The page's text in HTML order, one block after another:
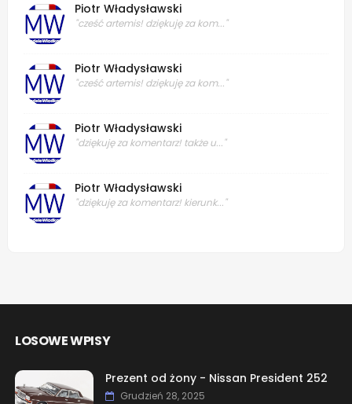
Piotr Władysławski
"cześć artemis! dziękuję za kom..."
Piotr Władysławski
"cześć artemis! dziękuję za kom..."
Piotr Władysławski
"dziękuję za komentarz! także u..."
Piotr Władysławski
"dziękuję za komentarz! kierunk..."
LOSOWE WPISY
Prezent od żony - Nissan President 252
Grudzień 28, 2025